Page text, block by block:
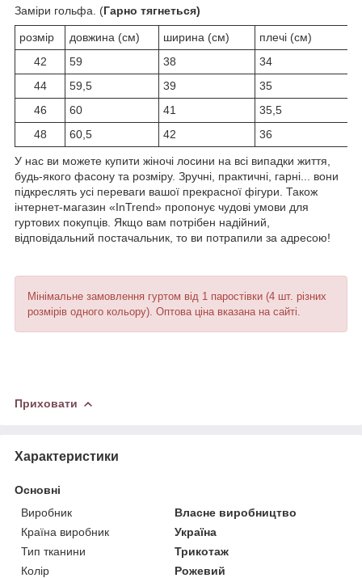
Заміри гольфа. (Гарно тягнеться)
розмір довжина (см) ширина (см) плечі (см)
42
59 38 34
44
59,5 39 35
46
60 41 35,5
48
60,5 42 36
У нас ви можете купити жіночі лосини на всі випадки життя,
будь-якого фасону та розміру. Зручні, практичні, гарні... вони
підкреслять усі переваги вашої прекрасної фігури. Також
інтернет-магазин «InTrend» пропонує чудові умови для
гуртових покупців. Якщо вам потрібен надійний,
відповідальний постачальник, то ви потрапили за адресою!
Мінімальне замовлення гуртом від 1 паростівки (4 шт. різних
розмірів одного кольору). Оптова ціна вказана на сайті.
Приховати
Характеристики
Основні
Виробник
Власне виробництво
Країна виробник
Україна
Тип тканини
Трикотаж
Колір
Рожевий